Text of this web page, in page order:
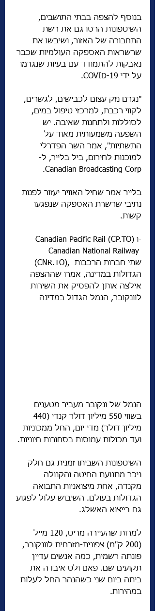
בנוסף להצפה בבתי התושבים,
השיטפונות הרסו גם את רשת
התחבורה של האזור, ושיבשו את
שרשראות האספקה ​​העולמיות שכבר
נאבקות להתמודד עם בעיות שנגרמו
על ידי COVID-19.
"נגרם נזק עצום לכבישים, לגשרים,
לקווי רכבת, למרכזי טיפול במים,
לסוללות ולתחנות שאיבה. יש
השפעה משמעותית מאוד על
התשתיות", אמר השר הפדרלי
למוכנות לחירום, ביל בלייר, ל-
Canadian Broadcasting Corp.
בלייר אמר שחיל האוויר יעזור לפנות
נתיבי שרשרת האספקה ​​שנפגעו
קשות.
Canadian Pacific Rail (CP.TO) ו-
Canadian National Railway
(CNR.TO), שתי חברות הרכבות
הגדולות במדינה, אמרו שההצפה
אילצה אותן להפסיק את השירות
לוונקובר, הנמל הגדול במדינה
הנמל של ונקובר מעביר מטענים
מיליון דולר) מדי יום, החל ממכוניות
ועד מכולות עמוסות בסחורות חיוניות.
השיטפונות השביתו זמנית גם חלק
ניכר מתנועת החיטה והקנולה
מקנדה, אחת מיצואניות התבואה
הגדולות בעולם. השיבוש עלול לפגוע
גם בייצוא האשלג.
למרות שהעיירה מריט, 120 מייל
(200 ק"מ) צפונית-מזרחית לוונקובר,
פונתה רשמית, כמה אנשים עדיין
תקועים שם. פאם ולט איבדה את
ביתה ביום שני כשהנהר החל לעלות
במהירות.